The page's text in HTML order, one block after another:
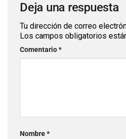
Deja una respuesta
Tu dirección de correo
Los campos obligatorios
Comentario*
Nombre*